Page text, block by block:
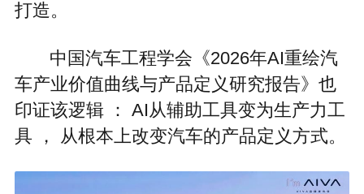
打造。
中国汽车工程学会《2026年AI重绘汽
车产业价值曲线与产品定义研究报告》也
印证该逻辑 ： AI从辅助工具变为生产力工
具 ， 从根本上改变汽车的产品定义方式。